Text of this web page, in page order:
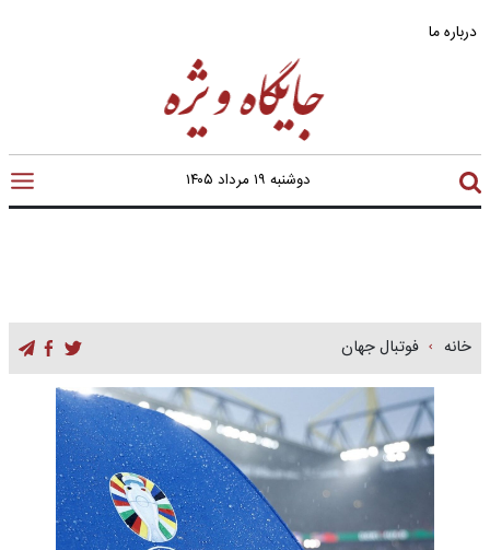
درباره ما
دوشنبه ۱۹ مرداد ۱۴۰۵
خانه فوتبال جهان